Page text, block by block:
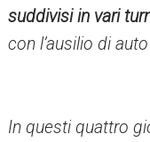
suddivisi in vari
con l’ausilio di
In questi quattro